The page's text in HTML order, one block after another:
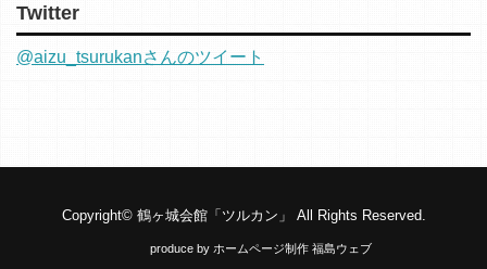
Twitter
@aizu_tsurukanさんのツイート
Copyright© 鶴ヶ城会館「ツルカン」 All Rights Reserved.
produce by ホームページ制作 福島ウェブ